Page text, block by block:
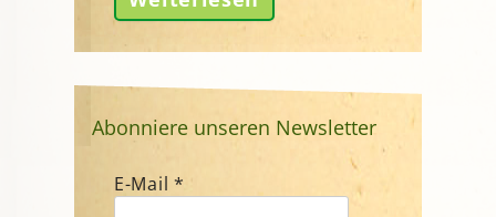
Abonniere unseren Newsletter
E-Mail *